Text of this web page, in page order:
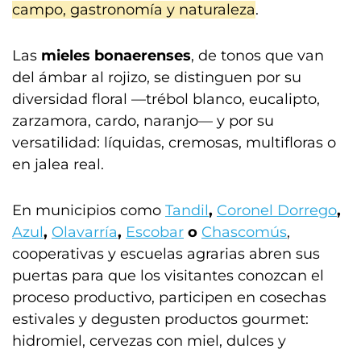
campo, gastronomía y naturaleza.
Las mieles bonaerenses, de tonos que van
del ámbar al rojizo, se distinguen por su
diversidad floral —trébol blanco, eucalipto,
zarzamora, cardo, naranjo— y por su
versatilidad: líquidas, cremosas, multifloras o
en jalea real.
En municipios como Tandil, Coronel Dorrego,
Azul, Olavarría, Escobar o Chascomús,
cooperativas y escuelas agrarias abren sus
puertas para que los visitantes conozcan el
proceso productivo, participen en cosechas
estivales y degusten productos gourmet:
hidromiel, cervezas con miel, dulces y